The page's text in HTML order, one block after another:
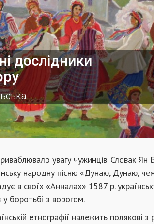
дослідники
увагу чужинців. Словак Ян
народну пісню «Дунаю, Дунаю,
в своїх «Анналах» 1587 р.
у боротьбі з ворогом.
етнографії належить полякові з